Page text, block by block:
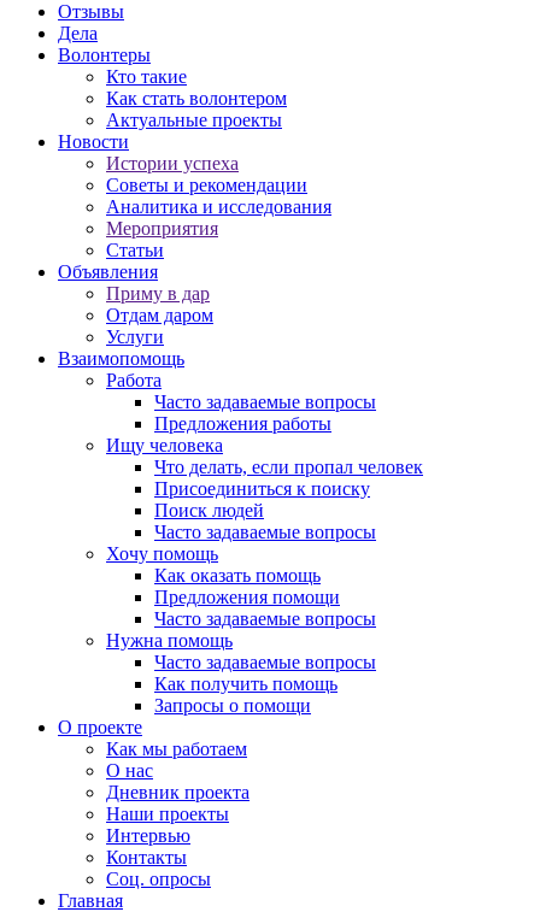
Отзывы
Дела
Волонтеры
Кто такие
Как стать волонтером
Актуальные проекты
Новости
Истории успеха
Советы и рекомендации
Аналитика и исследования
Мероприятия
Статьи
Объявления
Приму в дар
Отдам даром
Услуги
Взаимопомощь
Работа
Часто задаваемые вопросы
Предложения работы
Ищу человека
Что делать, если пропал человек
Присоединиться к поиску
Поиск людей
Часто задаваемые вопросы
Хочу помощь
Как оказать помощь
Предложения помощи
Часто задаваемые вопросы
Нужна помощь
Часто задаваемые вопросы
Как получить помощь
Запросы о помощи
О проекте
Как мы работаем
О нас
Дневник проекта
Наши проекты
Интервью
Контакты
Соц. опросы
Главная